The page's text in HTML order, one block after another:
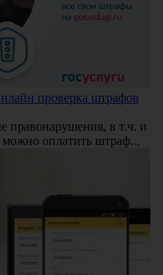
проверка штрафов
правонарушения, в т.ч. и
оплатить штраф...